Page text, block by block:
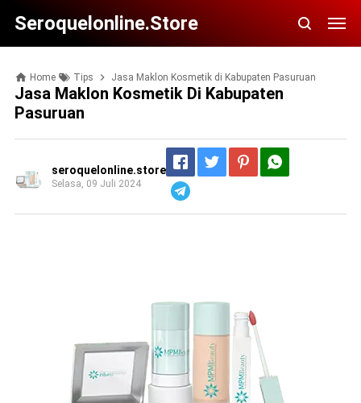
Seroquelonline.store
Home Tips Jasa Maklon Kosmetik di Kabupaten Pasuruan
Jasa Maklon Kosmetik Di Kabupaten
Pasuruan
seroquelonline.store
Selasa, 09 Juli 2024